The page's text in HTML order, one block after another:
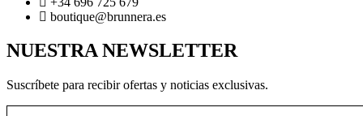
boutique@brunnera.es
NUESTRA NEWSLETTER
Suscríbete para recibir ofertas y noticias exclusivas.